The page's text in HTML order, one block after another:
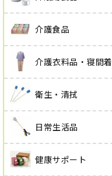
介護食品
介護衣料品・寝間着
衛生・清拭
日常生活品
健康サポート